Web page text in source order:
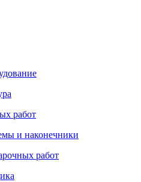
работ
и наконечники
работ